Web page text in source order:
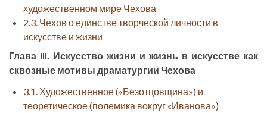
художественном мире Чехова
2.3. Чехов о единстве творческой личности в
искусстве и жизни
Глава III. Искусство жизни и жизнь в искусстве как
сквозные мотивы драматургии Чехова
3.1. Художественное («Безотцовщина») и
теоретическое (полемика вокруг «Иванова»)